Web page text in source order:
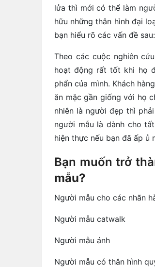
lửa thì mới có thể làm
hữu những thân hình đại
bạn hiểu rõ các vấn đề sau:
Theo các cuộc nghiên
hoạt động rất tốt khi họ
phẩn của mình. Khách
ăn mặc gần giống với họ
nhiên là người đẹp thì
người mẫu là dành cho
hiện thực nếu bạn đã ấp ủ
Bạn muốn trở
mẫu?
Người mẫu cho các nhãn
Người mẫu catwalk
Người mẫu ảnh
Người mẫu có thân hình